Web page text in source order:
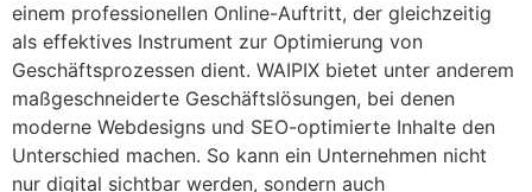
einem professionellen Online-Auftritt, der gleichzeitig
als effektives Instrument zur Optimierung von
Geschäftsprozessen dient. WAIPIX bietet unter anderem
maßgeschneiderte Geschäftslösungen, bei denen
moderne Webdesigns und SEO-optimierte Inhalte den
Unterschied machen. So kann ein Unternehmen nicht
nur digital sichtbar werden, sondern auch